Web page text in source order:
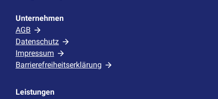
Unternehmen
AGB
Datenschutz
Impressum
Barrierefreiheitserklärung
Leistungen